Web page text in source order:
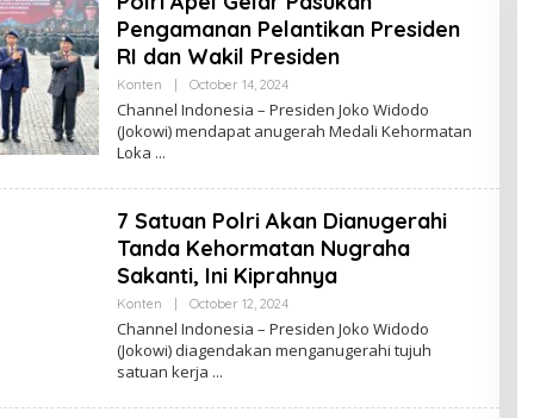
Pengamanan Pelantikan Presiden
RI dan Wakil Presiden
Konten October 14, 2024B
C
H
N
L
N
D
O
N
S
I
Channel Indonesia – Presiden Joko Widodo
(Jokowi) mendapat anugerah Medali Kehormatan
Loka
7 Satuan Polri Akan Dianugerahi
Tanda Kehormatan Nugraha
Sakanti, Ini Kiprahnya
Konten October 12, 2024B
C
H
N
Channel Indonesia – Presiden Joko Widodo
(Jokowi) diagendakan menganugerahi tujuh
satuan kerja